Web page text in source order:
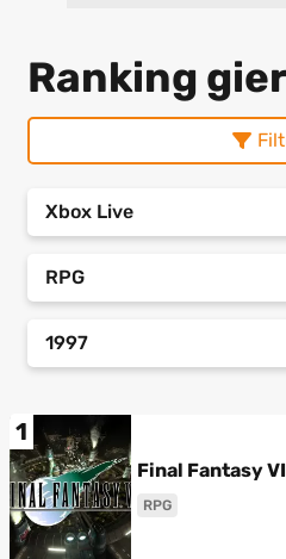
Ranking
Xbox Live
RPG
1997
1
Final Fantasy
RPG